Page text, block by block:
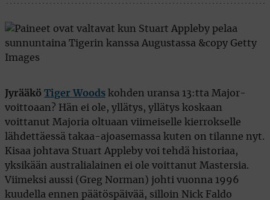
Jyrääkö Tiger Woods kohden uransa 13:tta Major-
voittoaan? Hän ei ole, yllätys, yllätys koskaan
voittanut Majoria oltuaan viimeiselle kierrokselle
lähdettäessä takaa-ajoasemassa kuten on tilanne nyt.
Kisaa johtava Stuart Appleby voi tehdä historiaa,
yksikään australialainen ei ole voittanut Mastersia.
Viimeksi aussi (Greg Norman) johti vuonna 1996
kuudella ennen päätöspäivää, silloin Nick Faldo